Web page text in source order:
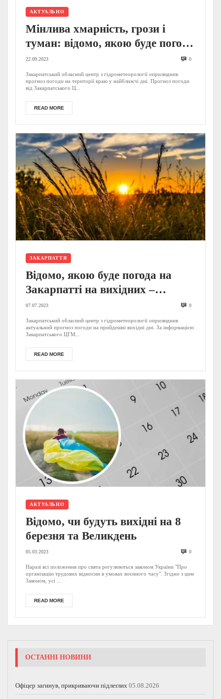
АКТУАЛЬНО
Мінлива хмарність, грози і
туман: відомо, якою буде погода
на Закарпатті цими вихідними
22.09.2023 0
Закарпатський обласний центр з гідрометеорології оприлюднив
прогноз погоди на території краю у найближчі дні. Прогноз погоди
від Закарпатського Ц...
READ MORE
ЗАКАРПАТТЯ
Відомо, якою буде погода на
Закарпатті на вихідних –
прогноз ЦГМ
07.07.2023 0
Закарпатський обласний центр з гідрометеорології оприлюднив
актуальний прогноз погоди на прийдешні вихідні дні. За інформацією
Закарпатського ЦГМ...
READ MORE
АКТУАЛЬНО
Відомо, чи будуть вихідні на 8
березня та Великдень
05.03.2023 0
Наразі всі положення про свята регулюються законом України "Про
організацію трудових відносин в умовах воєнного часу". Згідно з цим
Законом, усі ...
READ MORE
ОСТАННІ НОВИНИ
Офіцер загинув, прикриваючи підлеглих 05.08.2026